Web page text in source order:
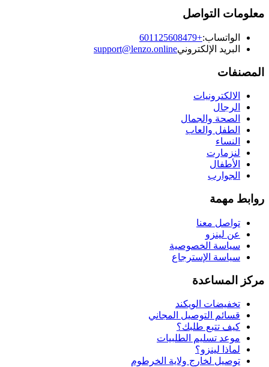
معلومات التواصل
الواتساب:+601125608479
البريد الإلكترونيsupport@lenzo.online
المصنفات
الالكترونيات
الرجال
الصحة والجمال
الطفل والعاب
النساء
لنزمارت
الأطفال
الجوارب
روابط مهمة
تواصل معنا
عن لينزو
سياسة الخصوصية
سياسة الإسترجاع
مركز المساعدة
تخفيضات الويكند
قسائم التوصيل المجاني
كيف تتبع طلبك؟
موعد تسليم الطلبيات
لماذا لينزو؟
توصيل لخارج ولاية الخرطوم